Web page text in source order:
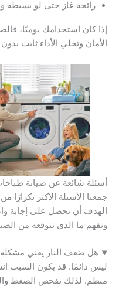
رائحة غاز حتى لو بسيطة
إذا كان استخدامك يوميًا،
الأمان وتخلي الأداء ثابت
أسئلة شائعة عن صيانة
جمعنا الأسئلة الأكثر
الهدف أن تحصل على إجابة
وتفهم ما الذي تتوقعه من
هل ضعف النار يعني
ليس دائمًا. قد يكون السبب
منظم. لذلك نفحص الضغط